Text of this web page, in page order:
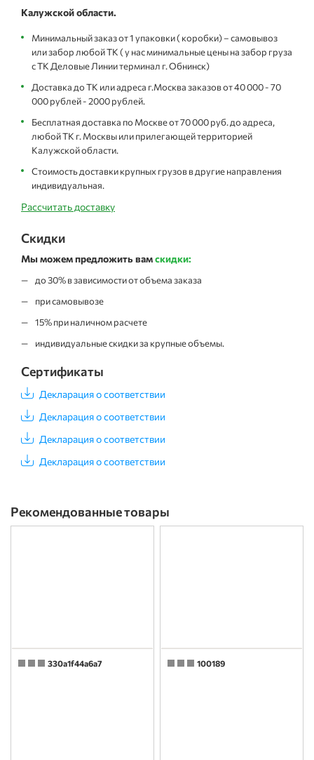
Калужской области.
Минимальный заказ от 1 упаковки ( коробки) – самовывоз
или забор любой ТК ( у нас минимальные цены на забор груза
с ТК Деловые Линии терминал г. Обнинск)
Доставка до ТК или адреса г.Москва заказов от 40 000 - 70
000 рублей - 2000 рублей.
Бесплатная доставка по Москве от 70 000 руб. до адреса,
любой ТК г. Москвы или прилегающей территорией
Калужской области.
Стоимость доставки крупных грузов в другие направления
индивидуальная.
Рассчитать доставку
Скидки
Мы можем предложить вамскидки:
до 30% в зависимости от объема заказа
при самовывозе
15% при наличном расчете
индивидуальные скидки за крупные объемы.
Сертификаты
Декларация о соответствии
Декларация о соответствии
Декларация о соответствии
Декларация о соответствии
Рекомендованные товары
330a1f44a6a7 100189